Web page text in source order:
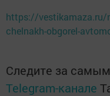
https://vestikamaza.ru/
chelnakh-obgorel-
Следите за
Telegram-канале